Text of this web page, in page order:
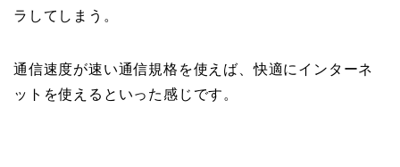
ラしてしまう。
通信速度が速い通信規格を使えば、快適にインターネ
ットを使えるといった感じです。